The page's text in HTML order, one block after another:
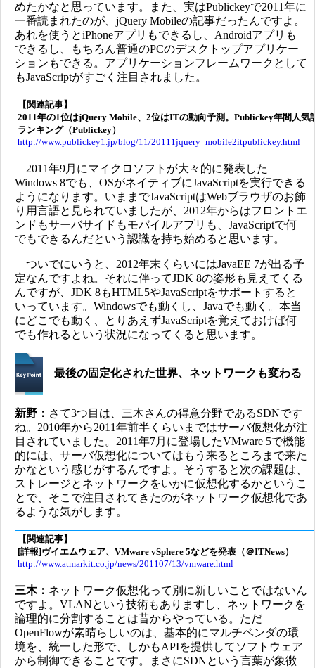
めたかなと思っています。また、実はPublickeyで2011年に
一番読まれたのが、jQuery Mobileの記事だったんですよ。
あれを使うとiPhoneアプリもできるし、Androidアプリも
できるし、もちろん普通のPCのデスクトップアプリケー
ションもできる。アプリケーションフレームワークとして
もJavaScriptがすごく注目されました。
【関連記事】
2011年の1位はjQuery Mobile、2位はITの動向予測。Publickey年間人気
ランキング（Publickey）
http://www.publickey1.jp/blog/11/20111jquery_mobile2itpublickey.html
2011年9月にマイクロソフトが大々的に発表した
Windows 8でも、OSがネイティブにJavaScriptを実行できる
ようになります。いままでJavaScriptはWebブラウザのお飾
り用言語と見られていましたが、2012年からはフロントエ
ンドもサーバサイドもモバイルアプリも、JavaScriptで何
でもできるんだという認識を持ち始めると思います。
ついでにいうと、2012年末くらいにはJavaEE 7が出る予
定なんですよね。それに伴ってJDK 8の姿形も見えてくる
んですが、JDK 8もHTML5やJavaScriptをサポートすると
いっています。Windowsでも動くし、Javaでも動く。本当
にどこでも動く、とりあえずJavaScriptを覚えておけば何
でも作れるという状況になってくると思います。
最後の固定化された世界、ネットワークも変わる
新野： さて3つ目は、三木さんの得意分野であるSDNです
ね。2010年から2011年前半くらいまではサーバ仮想化が注
目されていました。2011年7月に登場したVMware 5で機能
的には、サーバ仮想化についてはもう来るところまで来た
かなという感じがするんですよ。そうすると次の課題は、
ストレージとネットワークをいかに仮想化するかというこ
とで、そこで注目されてきたのがネットワーク仮想化であ
るような気がします。
【関連記事】
[詳報]ヴイエムウェア、VMware vSphere 5などを発表（＠ITNews）
http://www.atmarkit.co.jp/news/201107/13/vmware.html
三木： ネットワーク仮想化って別に新しいことではないん
ですよ。VLANという技術もありますし、ネットワークを
論理的に分割することは昔からやっている。ただ
OpenFlowが素晴らしいのは、基本的にマルチベンダの環
境を、統一した形で、しかもAPIを提供してソフトウェア
から制御できることです。まさにSDNという言葉が象徴